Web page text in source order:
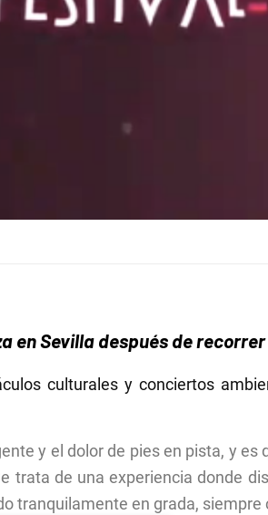
en Sevilla después de
culturales y conciertos
y el dolor de pies en pista, y es
trata de una experiencia donde
tranquilamente en grada,